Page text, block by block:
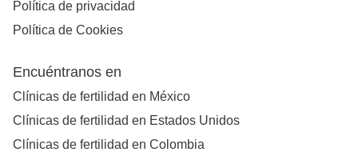
Política de privacidad
Política de Cookies
Encuéntranos en
Clínicas de fertilidad en México
Clínicas de fertilidad en Estados Unidos
Clínicas de fertilidad en Colombia